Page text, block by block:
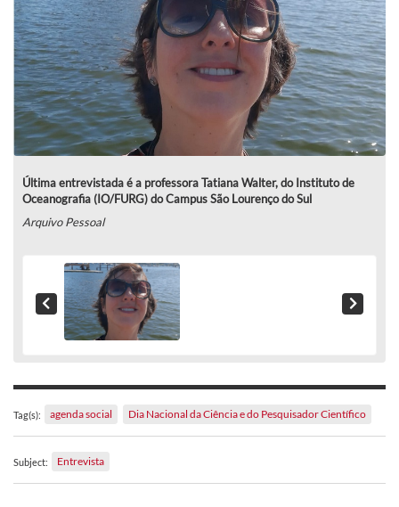
Última entrevistada é a professora Tatiana Walter, do Instituto de
Oceanografia (IO/FURG) do Campus São Lourenço do Sul
Arquivo Pessoal
Tag(s): agenda social Dia Nacional da Ciência e do Pesquisador Científico
Subject: Entrevista